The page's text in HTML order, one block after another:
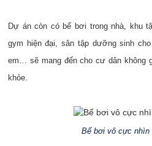
Dự án còn có bể bơi trong nhà, khu
gym hiện đại, sân tập dưỡng sinh
em… sẽ mang đến cho cư dân không
khỏe.
Bể bơi vô cực nhìn